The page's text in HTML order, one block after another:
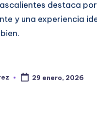
destaca
y una experiencia
29 enero, 2026